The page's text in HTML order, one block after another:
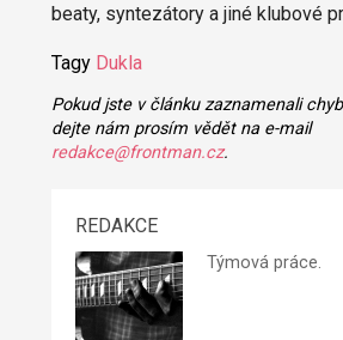
beaty, syntezátory a jiné klubové
Tagy Dukla
Pokud jste v článku zaznamenali
dejte nám prosím vědět na e-mail
redakce@frontman.cz.
REDAKCE
Týmová práce.